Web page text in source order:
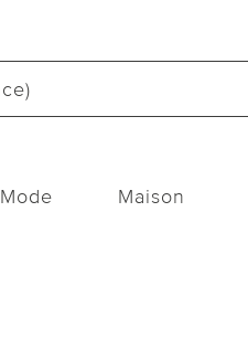
Mode Maison